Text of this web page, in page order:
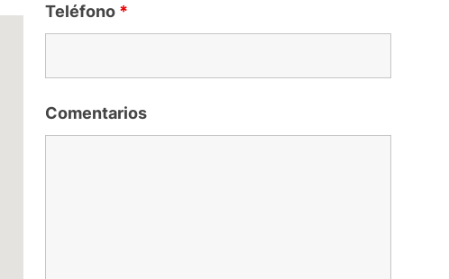
Teléfono *
Comentarios